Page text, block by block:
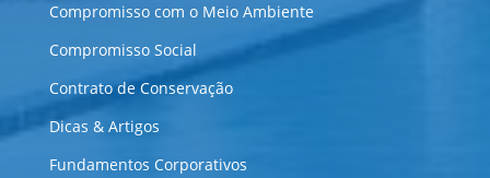
Compromisso com o Meio Ambiente
Compromisso Social
Contrato de Conservação
Dicas & Artigos
Fundamentos Corporativos